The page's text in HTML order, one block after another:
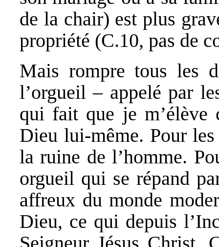
de la chair) est plus
propriété (C.10, pas de
Mais rompre tous les
l’orgueil – appelé par
qui fait que je m’élève
Dieu lui-même. Pour
la ruine de l’homme.
orgueil qui se répand
affreux du monde
Dieu, ce qui depuis